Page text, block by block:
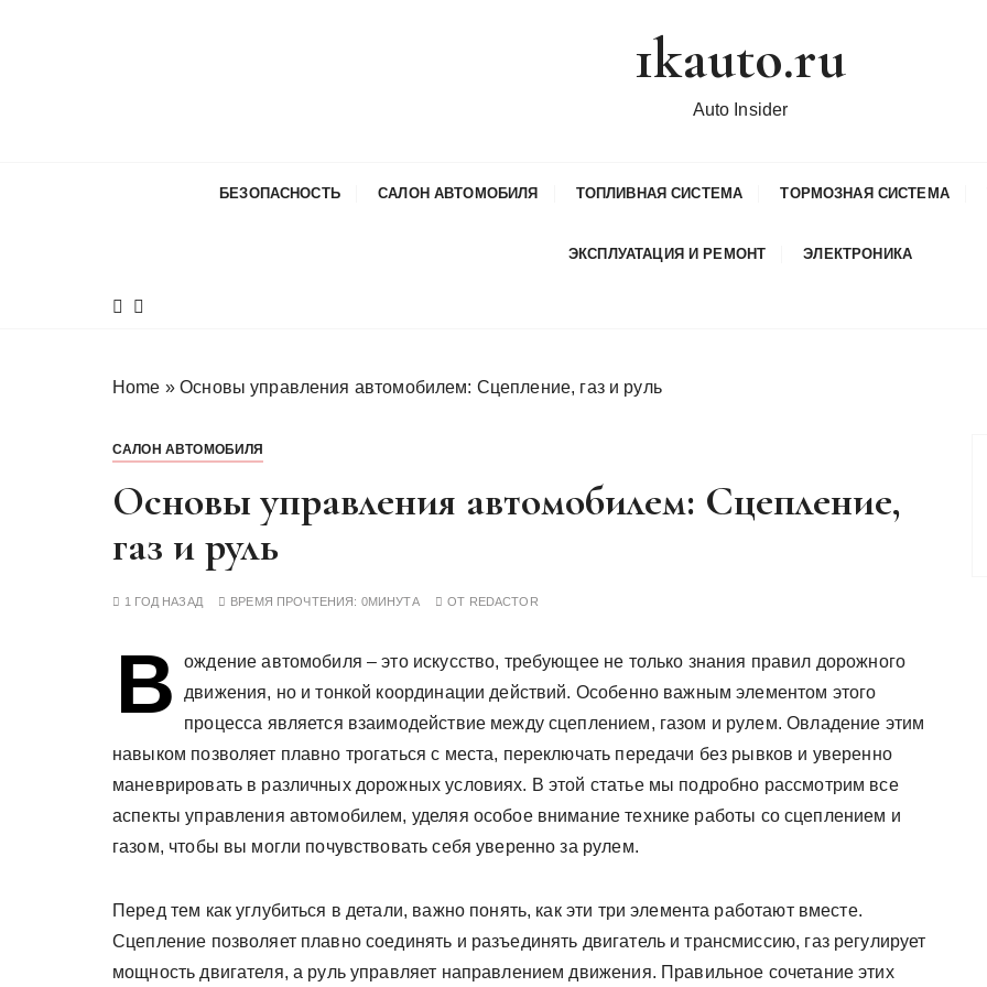
1kauto.ru
Auto Insider
БЕЗОПАСНОСТЬ САЛОН АВТОМОБИЛЯ ТОПЛИВНАЯ СИСТЕМА ТОРМОЗНАЯ СИСТЕМА
ЭКСПЛУАТАЦИЯ И РЕМОНТ ЭЛЕКТРОНИКА
Home »Основы управления автомобилем: Сцепление, газ и руль
САЛОН АВТОМОБИЛЯ
Основы управления автомобилем: Сцепление,
газ и руль
1 ГОД НАЗАД ВРЕМЯ ПРОЧТЕНИЯ: 0МИНУТА ОТ REDACTOR
В
ождение автомобиля – это искусство, требующее не только знания правил дорожного
движения, но и тонкой координации действий. Особенно важным элементом этого
процесса является взаимодействие между сцеплением, газом и рулем. Овладение этим
навыком позволяет плавно трогаться с места, переключать передачи без рывков и уверенно
маневрировать в различных дорожных условиях. В этой статье мы подробно рассмотрим все
аспекты управления автомобилем, уделяя особое внимание технике работы со сцеплением и
газом, чтобы вы могли почувствовать себя уверенно за рулем.
Перед тем как углубиться в детали, важно понять, как эти три элемента работают вместе.
Сцепление позволяет плавно соединять и разъединять двигатель и трансмиссию, газ регулирует
мощность двигателя, а руль управляет направлением движения. Правильное сочетание этих